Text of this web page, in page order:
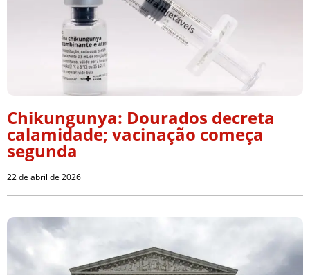
Chikungunya: Dourados decreta
calamidade; vacinação começa
segunda
22 de abril de 2026